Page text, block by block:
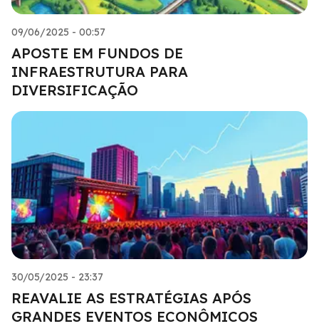
09/06/2025 - 00:57
APOSTE EM FUNDOS DE
INFRAESTRUTURA PARA
DIVERSIFICAÇÃO
30/05/2025 - 23:37
REAVALIE AS ESTRATÉGIAS APÓS
GRANDES EVENTOS ECONÔMICOS